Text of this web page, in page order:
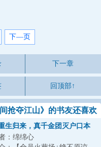
下—页
下一章
回顶部↑
抢夺江山》的书友还喜欢
生归来，真千金团灭户口本
：绵绵心